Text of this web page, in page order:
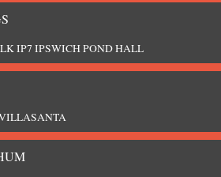
IP7 IPSWICH POND HALL